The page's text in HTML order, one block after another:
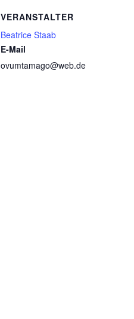
VERANSTALTER
Beatrice Staab
E-Mail
ovumtamago@web.de